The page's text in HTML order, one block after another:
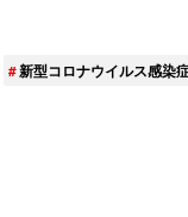
新型コロナウイルス感染